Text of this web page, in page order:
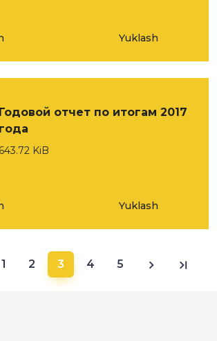
Yuklash
Годовой отчет по итогам 2017
года
643.72 KiB
Yuklash
1 2 3 4 5